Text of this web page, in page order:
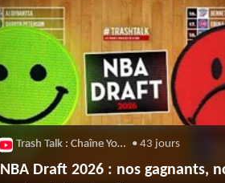
Trash Talk : Chaîne Youtube • 43 jours
NBA Draft 2026 : nos gagnants,